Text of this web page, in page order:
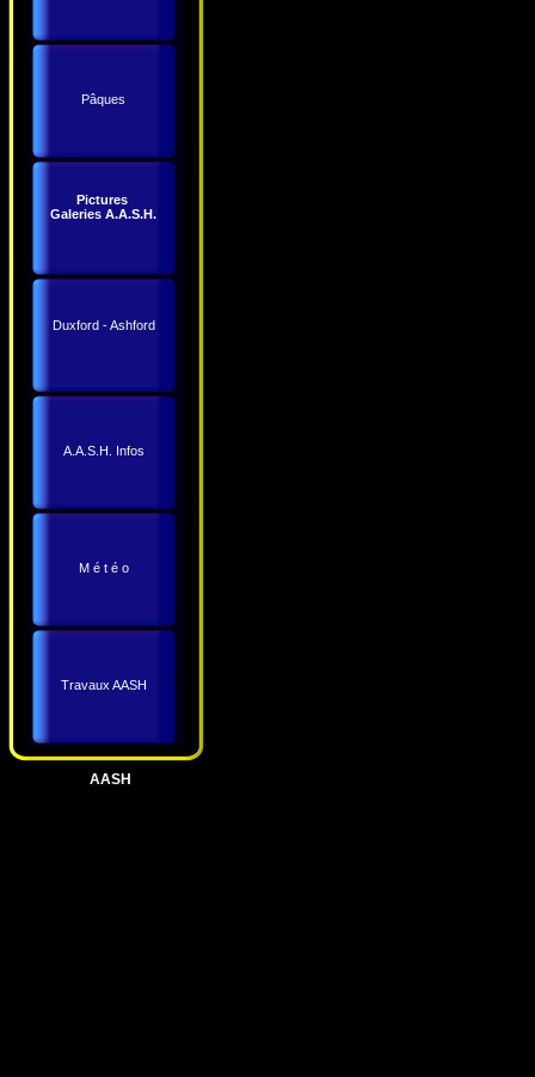
Pâques
Pictures
Galeries A.A.S.H.
Duxford - Ashford
A.A.S.H. Infos
M é t é o
Travaux AASH
AASH